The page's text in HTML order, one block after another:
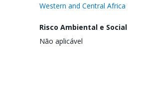
Western and Central Africa
Risco Ambiental e Social
Não aplicável